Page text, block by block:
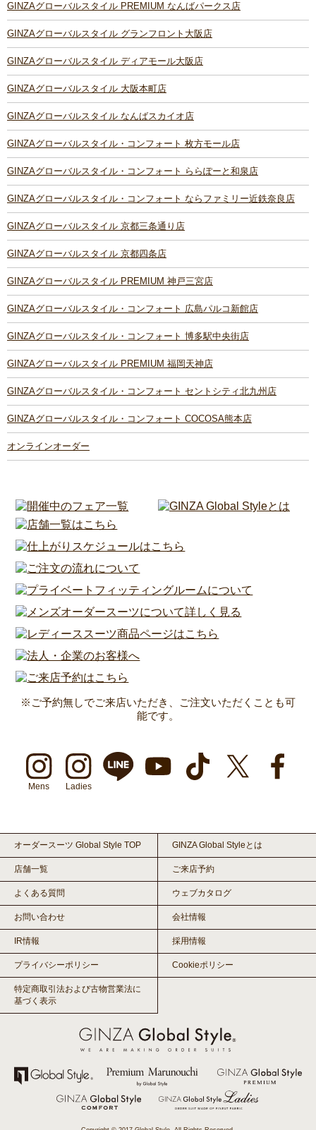
GINZAグローバルスタイル PREMIUM なんばパークス店
GINZAグローバルスタイル グランフロント大阪店
GINZAグローバルスタイル ディアモール大阪店
GINZAグローバルスタイル 大阪本町店
GINZAグローバルスタイル なんばスカイオ店
GINZAグローバルスタイル・コンフォート 枚方モール店
GINZAグローバルスタイル・コンフォート ららぽーと和泉店
GINZAグローバルスタイル・コンフォート ならファミリー近鉄奈良店
GINZAグローバルスタイル 京都三条通り店
GINZAグローバルスタイル 京都四条店
GINZAグローバルスタイル PREMIUM 神戸三宮店
GINZAグローバルスタイル・コンフォート 広島パルコ新館店
GINZAグローバルスタイル・コンフォート 博多駅中央街店
GINZAグローバルスタイル PREMIUM 福岡天神店
GINZAグローバルスタイル・コンフォート セントシティ北九州店
GINZAグローバルスタイル・コンフォート COCOSA熊本店
オンラインオーダー
※ご予約無しでご来店いただき、ご注文いただくことも可
能です。
Mens Ladies
オーダースーツ Global Style TOP GINZA Global Styleとは
店舗一覧 ご来店予約
よくある質問 ウェブカタログ
お問い合わせ 会社情報
IR情報 採用情報
プライバシーポリシー Cookieポリシー
特定商取引法および古物営業法に
基づく表示